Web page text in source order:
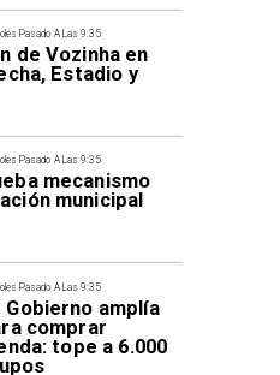
Pasado A Las 9:35
de Vozinha en
Estadio y
Pasado A Las 9:35
mecanismo
municipal
Pasado A Las 9:35
amplía
comprar
tope a 6.000